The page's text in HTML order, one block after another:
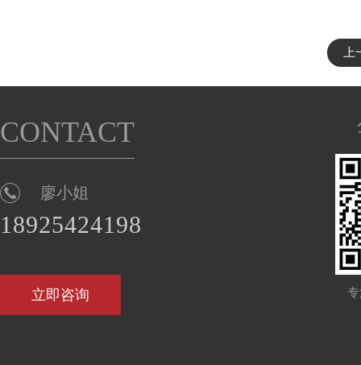
CONTACT
廖小姐
18925424198
立即咨询